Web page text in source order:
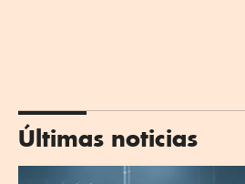
Últimas noticias